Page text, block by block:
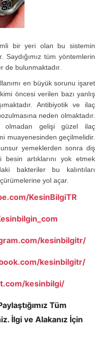
bir yeri olan bu sistemin
tüm yöntemlerin
de bulunmaktadır.
en büyük sorunu işaret
öncesi verilen bazı yanlış
Antibiyotik ve ilaç
neden olmaktadır.
gelişi güzel ilaç
muayenesinden geçilmelidir.
yemeklerden sonra diş
artıklarını yok etmek
bakteriler bu kalıntıları
yol açar.
KesinBilgiTR
kesinbilgitr/
kesinbilgitr/
kesinbilgi/
Tüm
İlgi ve Alakanız İçin